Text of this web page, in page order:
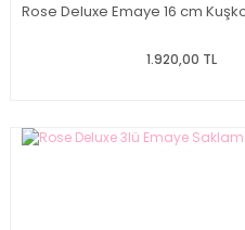
Rose Deluxe Emaye 16 cm
1.920,00 TL